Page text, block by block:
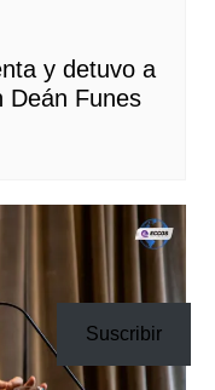
y detuvo a
Deán Funes
Suscribir